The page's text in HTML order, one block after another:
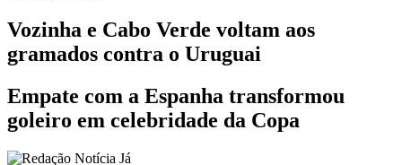
Vozinha e Cabo Verde voltam aos
gramados contra o Uruguai
Empate com a Espanha transformou
goleiro em celebridade da Copa